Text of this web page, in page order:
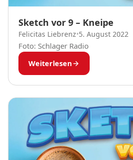
Sketch vor 9 – Kneipe
Felicitas Liebrenz•5. August 2022
Foto: Schlager Radio
Weiterlesen